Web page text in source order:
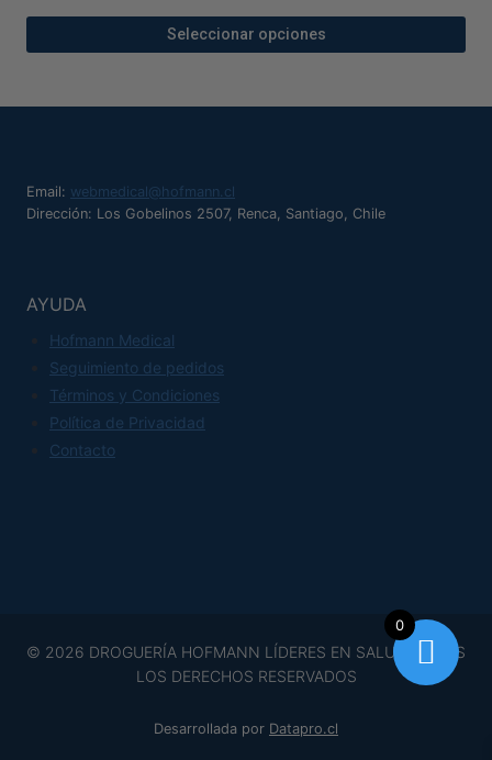
Seleccionar opciones
Las
Email: webmedical@hofmann.cl
Dirección: Los Gobelinos 2507, Renca, Santiago, Chile
AYUDA
Hofmann Medical
Seguimiento de pedidos
Términos y Condiciones
Política de Privacidad
Contacto
© 2026 DROGUERÍA HOFMANN LÍDERES EN SALUD TODOS
LOS DERECHOS RESERVADOS
Desarrollada por Datapro.cl
0